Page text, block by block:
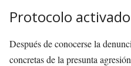
Protocolo activado
Después de conocerse la
concretas de la presunta